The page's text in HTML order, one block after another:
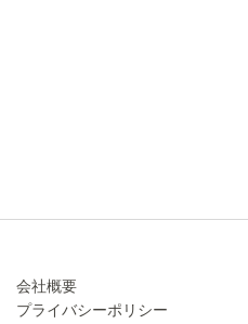
会社概要
プライバシーポリシー